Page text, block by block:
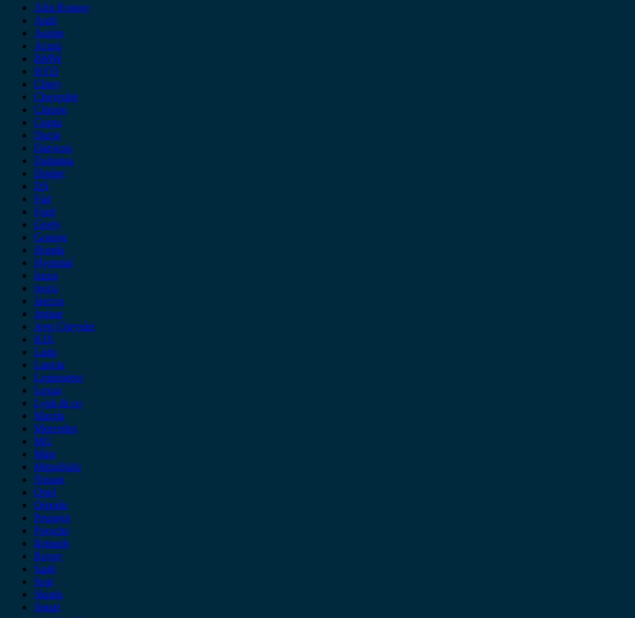
Alfa Romeo
Audi
Austin
Acura
BMW
BYD
Chery
Chevrolet
Citroen
Cupra
Dacia
Daewoo
Daihatsu
Dodge
DS
Fiat
Ford
Geely
Gonow
Honda
Hyundai
Isuzu
iveco
Jaecoo
Jaguar
Jeep Chrysler
KIA
Lada
Lancia
Leapmotor
Lexus
Lynk & co
Mazda
Mercedes
MG
Mini
Mitsubishi
Nissan
Opel
Omoda
Peugeot
Porsche
Renault
Rover
Saab
Seat
Skoda
Smart